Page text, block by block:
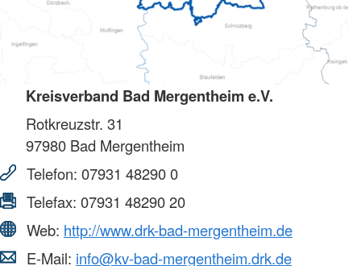
Kreisverband Bad Mergentheim e.V.
Rotkreuzstr. 31
97980 Bad Mergentheim
Telefon: 07931 48290 0
Telefax: 07931 48290 20
Web: http://www.drk-bad-mergentheim.de
E-Mail: info@kv-bad-mergentheim.drk.de